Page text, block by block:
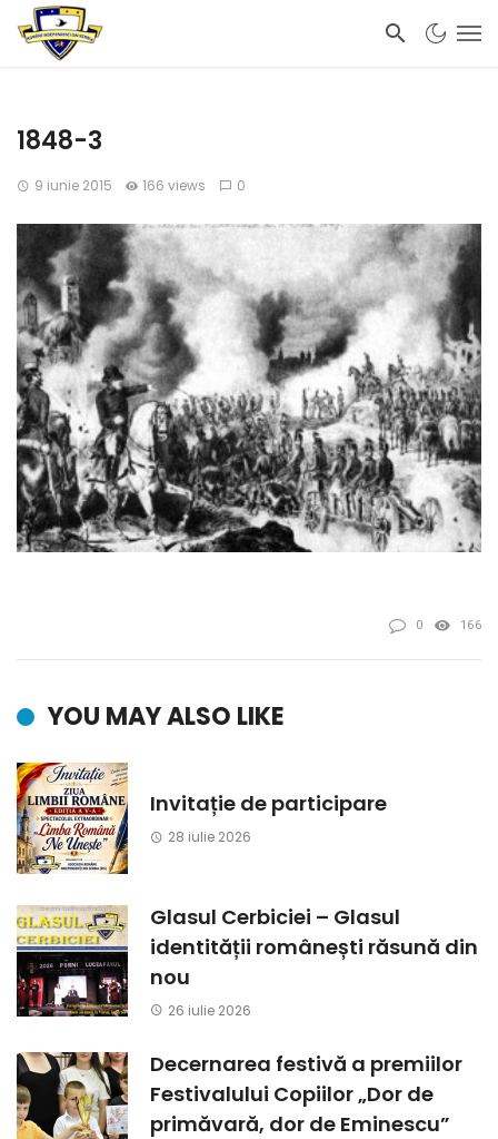
1848-3
9 iunie 2015 166 views 0
0 166
YOU MAY ALSO LIKE
Invitație de participare
28 iulie 2026
Glasul Cerbiciei – Glasul
identității românești răsună din
nou
26 iulie 2026
Decernarea festivă a premiilor
Festivalului Copiilor „Dor de
primăvară, dor de Eminescu”